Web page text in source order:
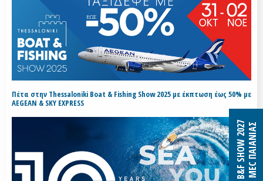
Πέτα στην Thessaloniki Boat & Fishing Show 2025 με έκπτωση έως 50% με
AEGEAN & SKY EXPRESS
B&F SHOW 2027MEC ΠΑΙΑΝΙΑΣ